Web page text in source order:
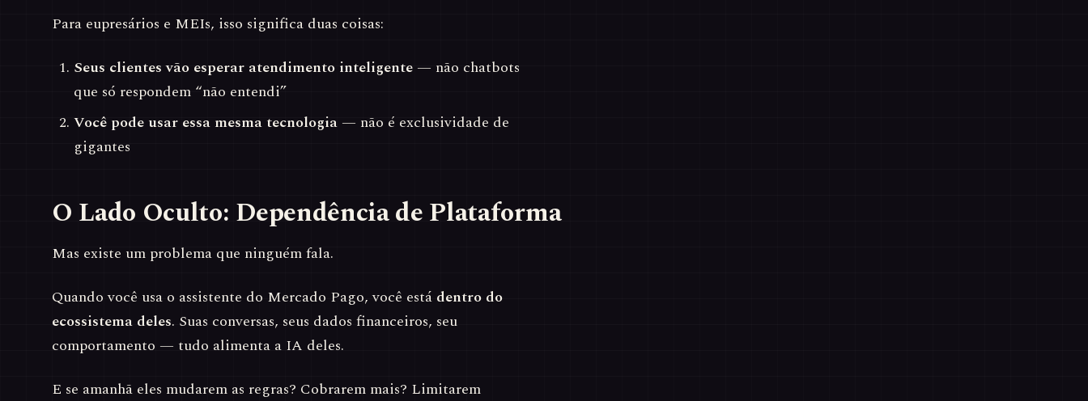
Para eupresários e MEIs, isso significa duas coisas:
Seus clientes vão esperar atendimento inteligente — não chatbots
que só respondem “não entendi”
Você pode usar essa mesma tecnologia — não é exclusividade de
gigantes
O Lado Oculto: Dependência de Plataforma
Mas existe um problema que ninguém fala.
Quando você usa o assistente do Mercado Pago, você está dentro do
ecossistema deles. Suas conversas, seus dados financeiros, seu
comportamento — tudo alimenta a IA deles.
E se amanhã eles mudarem as regras? Cobrarem mais? Limitarem